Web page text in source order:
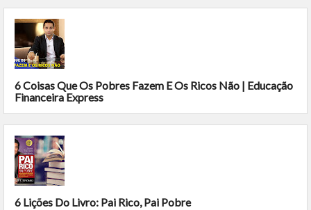
6 Coisas Que Os Pobres Fazem E Os Ricos Não | Educação
Financeira Express
6 Lições Do Livro: Pai Rico, Pai Pobre